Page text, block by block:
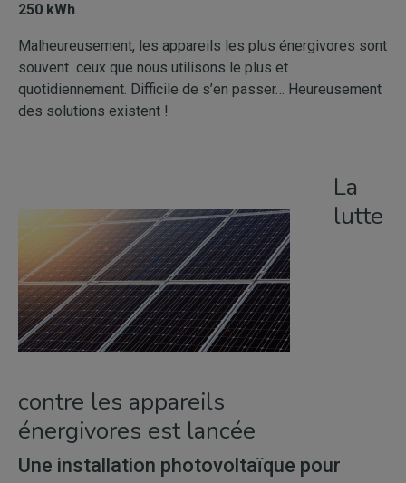
250 kWh.
Malheureusement, les appareils les plus énergivores sont
souvent ceux que nous utilisons le plus et
quotidiennement. Difficile de s’en passer… Heureusement
des solutions existent !
La
lutte
contre les appareils
énergivores est lancée
Une installation photovoltaïque pour